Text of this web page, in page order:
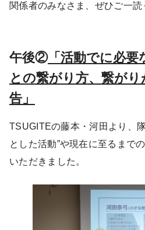
関係者のみなさま、ぜひご一読
午後②「活動でに必要
との繋がり方、繋が
告」
TSUGITEの藤本・河田より、
とした活動”や現在に至るまで
いただきました。